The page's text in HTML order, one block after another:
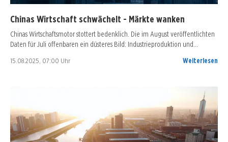
Chinas Wirtschaft schwächelt - Märkte wanken
Chinas Wirtschaftsmotor stottert bedenklich. Die im August veröffentlichten
Daten für Juli offenbaren ein düsteres Bild: Industrieproduktion und…
15.08.2025, 07:00 Uhr Weiterlesen